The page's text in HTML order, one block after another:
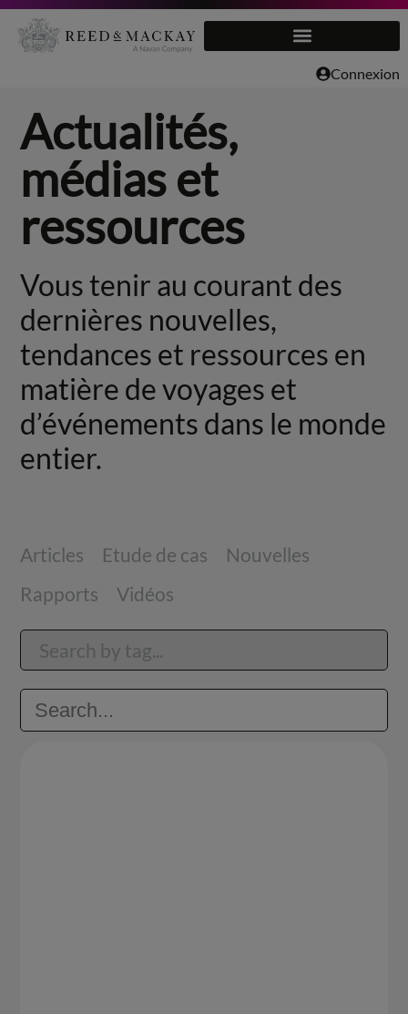
Aller
Connexion
Actualités,
médias et
ressources
Vous tenir au courant des
dernières nouvelles,
tendances et ressources en
matière de voyages et
d’événements dans le monde
entier.
Articles Etude de cas
Nouvelles
Rapports
Vidéos